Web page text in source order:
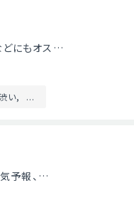
どにもオス…
渋い ...
気予報、…